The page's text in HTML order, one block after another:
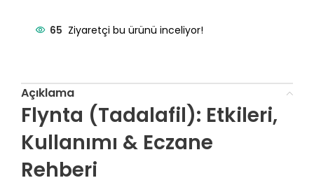
65 Ziyaretçi bu ürünü inceliyor!
Açıklama
Flynta (Tadalafil): Etkileri,
Kullanımı & Eczane
Rehberi